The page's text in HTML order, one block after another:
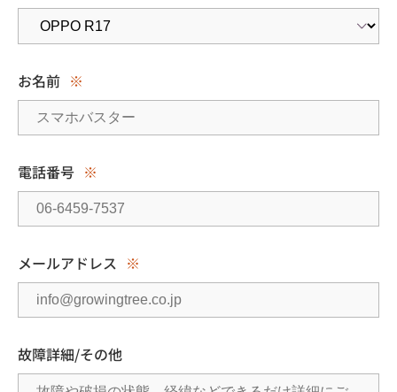
お名前 ※
電話番号 ※
メールアドレス ※
故障詳細/その他